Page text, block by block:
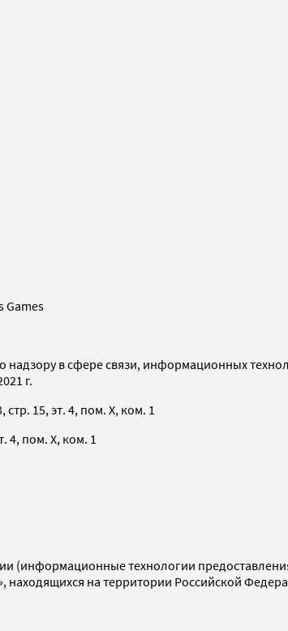
Games
надзору в сфере связи, информационных
г.
15, эт. 4, пом. X, ком. 1
4, пом. X, ком. 1
(информационные технологии
находящихся на территории Российской